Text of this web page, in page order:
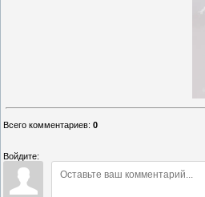
Всего комментариев: 0
Войдите: